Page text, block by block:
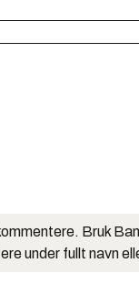
Bruk
under fullt navn